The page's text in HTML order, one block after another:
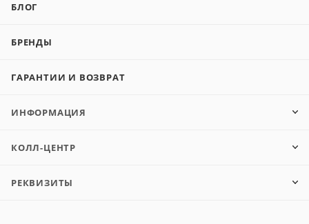
БЛОГ
БРЕНДЫ
ГАРАНТИИ И ВОЗВРАТ
ИНФОРМАЦИЯ
КОЛЛ-ЦЕНТР
РЕКВИЗИТЫ